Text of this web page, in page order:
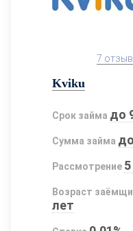
7
Kviku
Срок займа до
Сумма займа
Рассмотрение
Возраст
лет